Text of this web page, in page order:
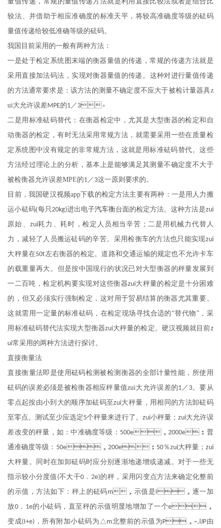
较法、并借助于相应准确度的标准天平，将较高准确度等级的砝码
量值传递给较低准确等级的砝码。
我国目前采用的一般有两种方法：
一是处于检定系统图末端的衡器量值的传递，常规的传递方法就是
采用直接加法码法，实现对衡器量值的传递。这种对进行量值传递
的方法通常要求是：该方法的测量不确定度不应大于被检计量器具z
ui大允许误差MPE的1／ 3。
二是用标准砝码替代：在衡器检定中，尤其是大型衡器的检定和自
动衡器的检定，有时无法采用常规方法，就需要采用一些在质量检
定系统图中没有规定的非常规方法，这就是用标准砝码替代。这些
方法经过理论上的分析，基本上是能够满足其测量不确定度不大于
被检衡器允许误差MPE的1／ 3这一原则要求的。
目前，我国硬汉视频app下载的检定方法主要有两种：一是用人力搬
运小砝码(每只20kg)进出电子汽车衡台面的检定方法。这种方法是zui
原始、 zui耗力、耗时，检定人员相当辛苦；二是用机械力代替人
力，减轻了人员搬运砝码的辛苦。采用检衡车的方法也只能实现zui
大秤量在50t左右衡器的检定。道路和交通运输的规定也不允许卡车
的载重量再大。但是按中国现行的状况已对大型衡器的秤量发展到
一二百吨，检定机构要实现对这些衡器zui大秤量的检定是十分困难
的，但又必须实行强制检定，这对用于贸易结算的衡器尤其重要。
这就需用一定量的标准砝码，在检定现场寻找合适的“替代物”，采
用标准砝码替代法实现大型衡器zui大秤量的检定。硬汉视频就目前z
ui常采用的两种方法进行探讨。
直接衡量法
直接衡量法即是使用砝码检测被检测衡器的全部计量性能，所使用
砝码的误差必须是被检衡器相应秤量值zui大允许误差的1／ 3。要从
零点起按由小到大的顺序加砝码至zui大秤量，用相同的方法卸砝码
至零点。测试至少应选定5个秤量来进行了。 zui小秤量； zui大允许误
差改变的秤量，如：中准确度等级： 500e，2000e；普
通准确度等级： 50e， 200e； 50％zui大秤量； zui
大秤量。同时在加卸砝码时应分别逐渐地递增或递减。对于一些无
指示较小分度值 (不大干0 ． 2e)的秤，采用闪变点方法来确定化整前
的示值，方法如下：秤上的砝码m，示值是I，逐一加
放0． 1e的小砝码，直至秤的示值明显地增加了一个e，
变成(I+e) ，所有附加小砝码为△ m北整前的示值为P，~,lJP由